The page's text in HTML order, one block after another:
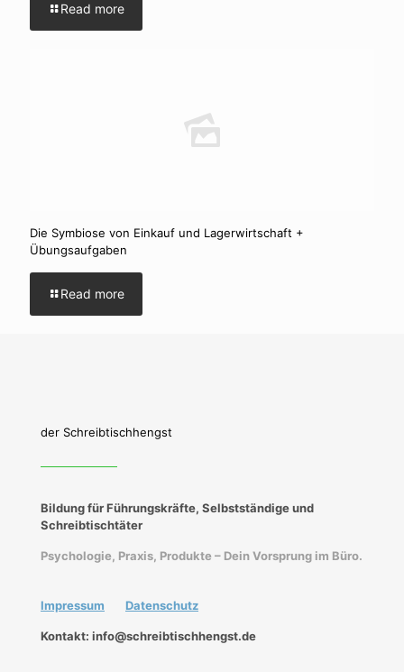
Read more
Die Symbiose von Einkauf und Lagerwirtschaft +
Übungsaufgaben
Read more
der Schreibtischhengst
Bildung für Führungskräfte, Selbstständige und
Schreibtischtäter
Psychologie, Praxis, Produkte – Dein Vorsprung im Büro.
Impressum Datenschutz
Kontakt: info@schreibtischhengst.de